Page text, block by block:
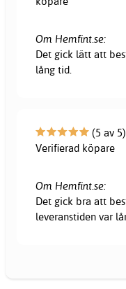
Om Hemfint.se:
Det gick lätt att
lång tid.
(5 av
Verifierad köpare
Om Hemfint.se:
Det gick bra att
leveranstiden var